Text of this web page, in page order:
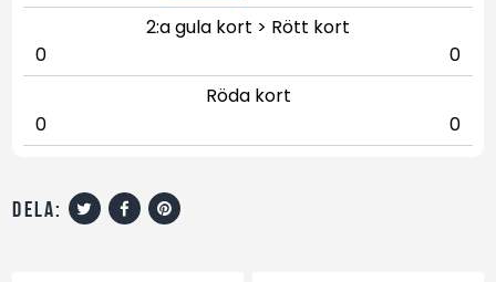
2:a gula kort > Rött kort
0
0
Röda kort
0
0
dela: